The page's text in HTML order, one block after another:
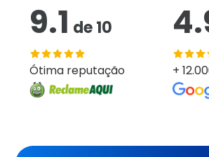
9.1 de10
Ótima reputação +